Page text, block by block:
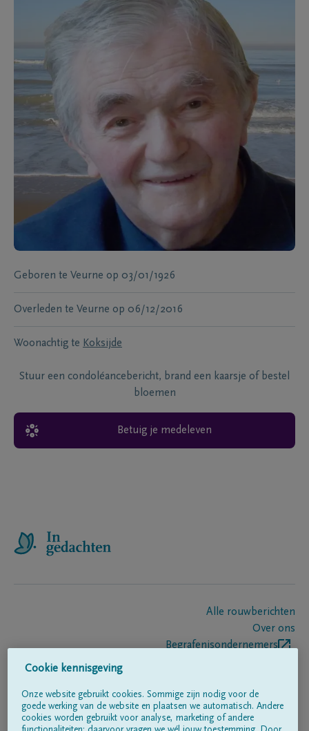
Geboren te Veurne op 03/01/1926
Overleden te Veurne op 06/12/2016
Woonachtig te Koksijde
Stuur een condoléancebericht, brand een kaarsje of bestel
bloemen
Betuig je medeleven
Alle rouwberichten
Over ons
Begrafenisondernemers
Volg ons op
Cookie kennisgeving
Onze website gebruikt cookies. Sommige zijn nodig voor de
goede werking van de website en plaatsen we automatisch. Andere
cookies worden gebruikt voor analyse, marketing of andere